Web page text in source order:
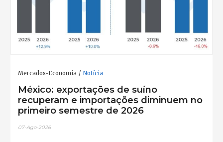
Mercados-Economia Notícia
México: exportações de suíno
recuperam e importações diminuem no
primeiro semestre de 2026
07-Ago-2026